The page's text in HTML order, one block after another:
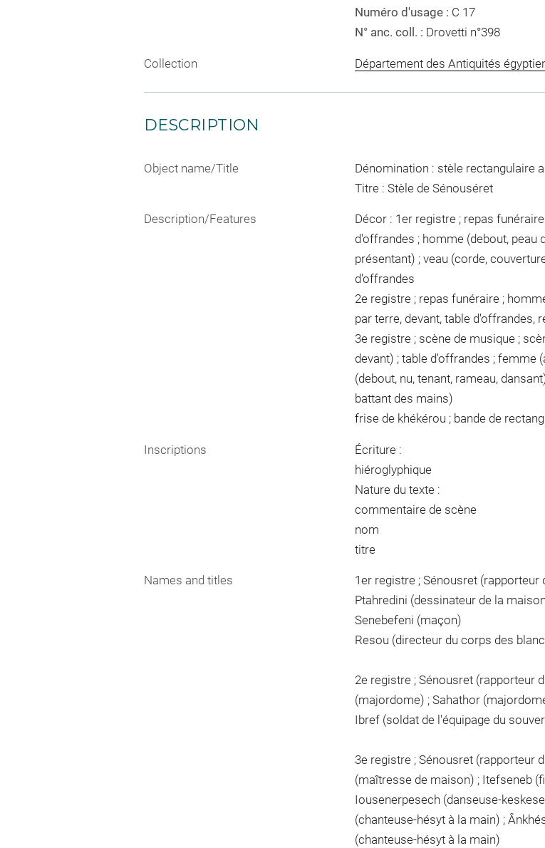
Numéro d'usage : C 17
N° anc. coll. : Drovetti n°398
Collection Département des Antiquités
DESCRIPTION
Object name/Title
Dénomination : stèle rectangulaire
Titre : Stèle de Sénouséret
Description/Features
Décor : 1er registre ; repas
d'offrandes ; homme (debout, peau
présentant) ; veau (corde,
d'offrandes
2e registre ; repas funéraire ;
par terre, devant, table d'offrandes,
3e registre ; scène de musique ;
devant) ; table d'offrandes ; femme
(debout, nu, tenant, rameau,
battant des mains)
frise de khékérou ; bande de
Inscriptions
Écriture :
hiéroglyphique
Nature du texte :
commentaire de scène
nom
titre
Names and titles
1er registre ; Sénousret (rapporteur
Ptahredini (dessinateur de la
Senebefeni (maçon)
Resou (directeur du corps des
2e registre ; Sénousret (rapporteur
(majordome) ; Sahathor
Ibref (soldat de l'équipage du
3e registre ; Sénousret (rapporteur
(maîtresse de maison) ; Itefseneb
Iousenerpesech (danseuse-
(chanteuse-hésyt à la main) ;
(chanteuse-hésyt à la main)